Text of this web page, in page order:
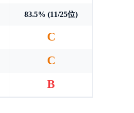
83.5% (11/25位)
C
C
B